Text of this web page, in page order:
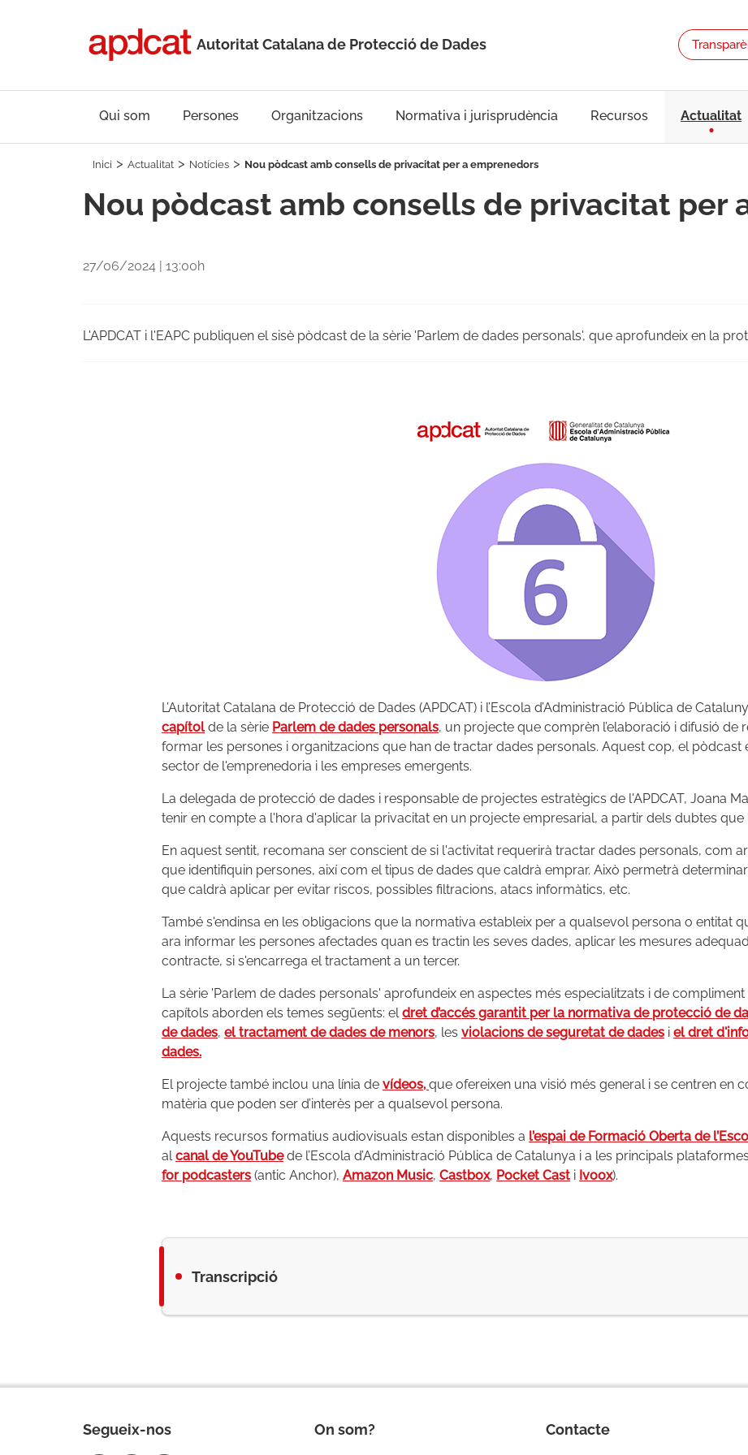
Autoritat Catalana de Protecció de Dades
Qui som Persones Organitzacions Normativa i jurisprudència Recursos Actualitat
Inici Actualitat Notícies Nou pòdcast amb consells de privacitat per a emprenedors
Nou pòdcast amb consells de privacitat per
27/06/2024 | 13:00h
L'APDCAT i l'EAPC publiquen el sisè pòdcast de la sèrie 'Parlem de dades personals', que aprofundeix en la
L’Autoritat Catalana de Protecció de Dades (APDCAT) i l’Escola d’Administració Pública de
capítolde la sèrie Parlem de dades personals, un projecte que comprèn l’elaboració i difusió de
formar les persones i organitzacions que han de tractar dades personals. Aquest cop, el pòdcast
sector de l'emprenedoria i les empreses emergents.
La delegada de protecció de dades i responsable de projectes estratègics de l'APDCAT, Joana
tenir en compte a l'hora d'aplicar la privacitat en un projecte empresarial, a partir dels dubtes que
En aquest sentit, recomana ser conscient de si l'activitat requerirà tractar dades personals, com
que identifiquin persones, així com el tipus de dades que caldrà emprar. Això permetrà
que caldrà aplicar per evitar riscos, possibles filtracions, atacs informàtics, etc.
També s'endinsa en les obligacions que la normativa estableix per a qualsevol persona o entitat
ara informar les persones afectades quan es tractin les seves dades, aplicar les mesures
contracte, si s'encarrega el tractament a un tercer.
La sèrie 'Parlem de dades personals' aprofundeix en aspectes més especialitzats i de
capítols aborden els temes següents: eldret d’accés garantit per la normativa de protecció de
de dades, el tractament de dades de menors, les violacions de seguretat de dades i el dret
dades.
El projecte també inclou una línia de vídeos, que ofereixen una visió més general i se centren en
matèria que poden ser d’interès per a qualsevol persona.
Aquests recursos formatius audiovisuals estan disponibles a l’espai de Formació Oberta de
alcanal de YouTubede l’Escola d’Administració Pública de Catalunya i a les principals
for podcasters (antic Anchor), Amazon Music, Castbox, Pocket Cast i Ivoox).
Transcripció
Segueix-nos On som? Contacte